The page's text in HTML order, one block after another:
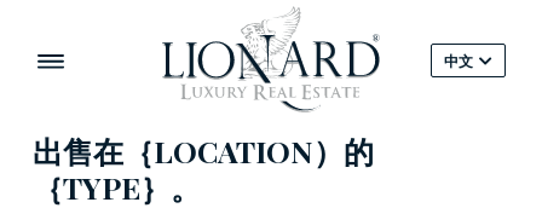
中文
出售在｛LOCATION）的
｛TYPE｝。